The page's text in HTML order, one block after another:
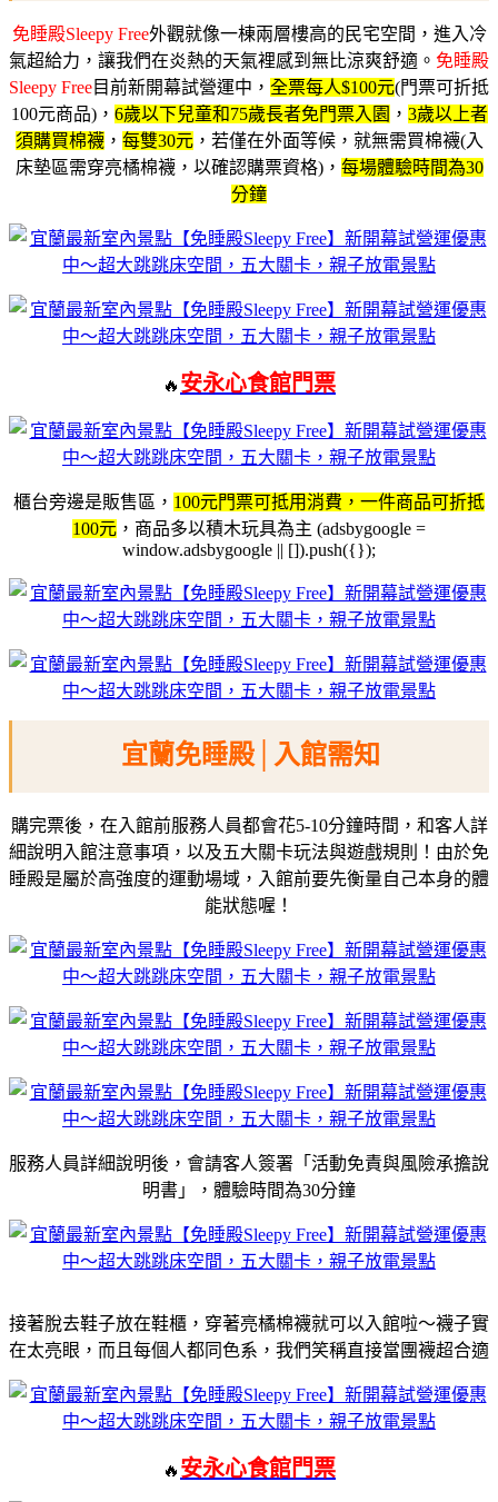
免睡殿Sleepy Free外觀就像一棟兩層樓高的民宅空間，進入冷
氣超給力，讓我們在炎熱的天氣裡感到無比涼爽舒適。 免睡殿
Sleepy Free目前新開幕試營運中， 全票每人$100元(門票可折抵
100元商品)， 6歲以下兒童和75歲長者免門票入園 ， 3歲以上者
須購買棉襪， 每雙30元，若僅在外面等候，就無需買棉襪(入
床墊區需穿亮橘棉襪，以確認購票資格)， 每場體驗時間為30
分鐘
🔥 安永心食館門票
櫃台旁邊是販售區， 100元門票可抵用消費，一件商品可折抵
100元 ，商品多以積木玩具為主 (adsbygoogle =
window.adsbygoogle || []).push({});
宜蘭免睡殿│入館需知
購完票後，在入館前服務人員都會花5-10分鐘時間，和客人詳
細說明入館注意事項，以及五大關卡玩法與遊戲規則！由於免
睡殿是屬於高強度的運動場域，入館前要先衡量自己本身的體
能狀態喔！
服務人員詳細說明後，會請客人簽署「活動免責與風險承擔說
明書」，體驗時間為30分鐘
接著脫去鞋子放在鞋櫃，穿著亮橘棉襪就可以入館啦～襪子實
在太亮眼，而且每個人都同色系，我們笑稱直接當團襪超合適
🔥 安永心食館門票